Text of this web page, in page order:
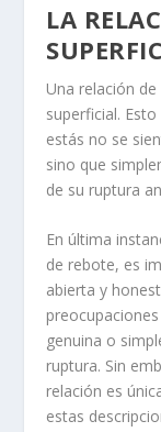
LA
Una relación
superficial.
estás no se
sino que
de su ruptura
En última
de rebote, es
abierta y
genuina o
ruptura. Sin
relación es
estas